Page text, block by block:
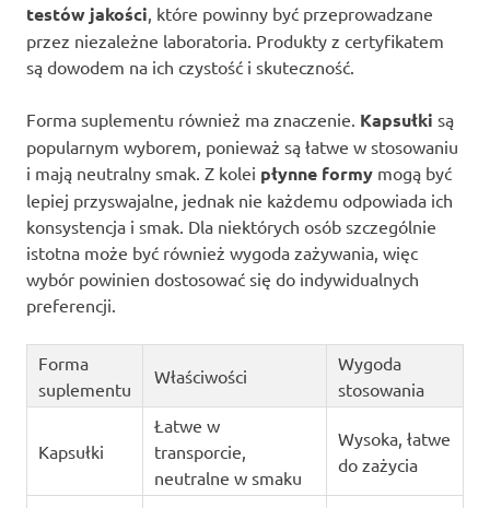
testów jakości, które powinny być przeprowadzane
przez niezależne laboratoria. Produkty z certyfikatem
są dowodem na ich czystość i skuteczność.
Forma suplementu również ma znaczenie. Kapsułki są
popularnym wyborem, ponieważ są łatwe w stosowaniu
i mają neutralny smak. Z kolei płynne formy mogą być
lepiej przyswajalne, jednak nie każdemu odpowiada ich
konsystencja i smak. Dla niektórych osób szczególnie
istotna może być również wygoda zażywania, więc
wybór powinien dostosować się do indywidualnych
preferencji.
Forma
suplementu
Właściwości
Wygoda
stosowania
Kapsułki
Łatwe w
transporcie,
neutralne w smaku
Wysoka, łatwe
do zażycia